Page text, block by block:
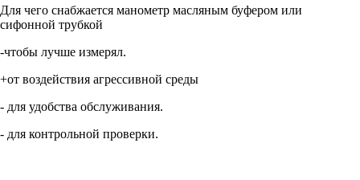
Для чего снабжается манометр масляным буфером или
сифонной трубкой
-чтобы лучше измерял.
+от воздействия агрессивной среды
- для удобства обслуживания.
- для контрольной проверки.